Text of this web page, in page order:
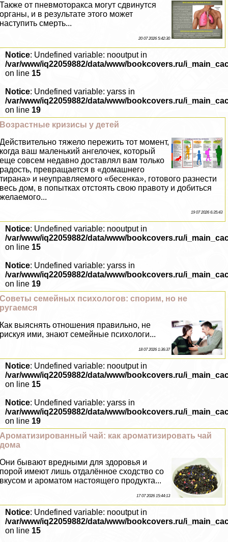
Также от пневмотоpaкса могут сдвинутся
органы, и в результате этого может
наступить cмepть...
20 07 2026 5:42:30
Notice: Undefined variable: nooutput in
/var/www/iq22059882/data/www/bookcovers.ru/
on line 15
Notice: Undefined variable: yarss in
/var/www/iq22059882/data/www/bookcovers.ru/
on line 19
Возрастные кризисы у детей
Действительно тяжело пережить тот момент,
когда ваш маленький ангелочек, который
еще совсем недавно доставлял вам только
радость, превращается в «домашнего
тирана» и неуправляемого «бесенка», готового разнести
весь дом, в попытках отстоять свою правоту и добиться
желаемого...
19 07 2026 6:35:43
Notice: Undefined variable: nooutput in
/var/www/iq22059882/data/www/bookcovers.ru/
on line 15
Notice: Undefined variable: yarss in
/var/www/iq22059882/data/www/bookcovers.ru/
on line 19
Советы семейных психологов: спорим, но не
ругаемся
Как выяснять отношения правильно, не
рискуя ими, знают семейные психологи...
18 07 2026 1:36:37
Notice: Undefined variable: nooutput in
/var/www/iq22059882/data/www/bookcovers.ru/
on line 15
Notice: Undefined variable: yarss in
/var/www/iq22059882/data/www/bookcovers.ru/
on line 19
Ароматизированный чай: как ароматизировать чай
дома
Они бывают вредными для здоровья и
порой имеют лишь отдалённое сходство со
вкусом и ароматом настоящего продукта...
17 07 2026 15:44:13
Notice: Undefined variable: nooutput in
/var/www/iq22059882/data/www/bookcovers.ru/
on line 15